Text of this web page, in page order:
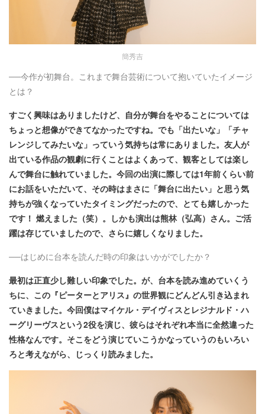
簡秀吉
──今作が初舞台。これまで舞台芸術について抱いていたイメージ
とは？
すごく興味はありましたけど、自分が舞台をやることについては
ちょっと想像ができてなかったですね。でも「出たいな」「チャ
レンジしてみたいな」っていう気持ちは常にありました。友人が
出ている作品の観劇に行くことはよくあって、観客としては楽し
んで舞台に触れていました。今回の出演に際しては1年前くらい前
にお話をいただいて、その時はまさに「舞台に出たい」と思う気
持ちが強くなっていたタイミングだったので、とても嬉しかった
です！ 燃えました（笑）。しかも演出は熊林（弘高）さん。ご活
躍は存じていましたので、さらに嬉しくなりました。
──はじめに台本を読んだ時の印象はいかがでしたか？
最初は正直少し難しい印象でした。が、台本を読み進めていくう
ちに、この『ピーターとアリス』の世界観にどんどん引き込まれ
ていきました。今回僕はマイケル・デイヴィスとレジナルド・ハ
ーグリーヴスという2役を演じ、彼らはそれぞれ本当に全然違った
性格なんです。そこをどう演じていこうかなっていうのもいろい
ろと考えながら、じっくり読みました。